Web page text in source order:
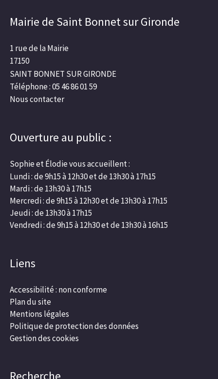
Mairie de Saint Bonnet sur Gironde
1 rue de la Mairie
17150
SAINT BONNET SUR GIRONDE
Téléphone : 05 46 86 01 59
Nous contacter
Ouverture au public :
Sophie et Élodie vous accueillent :
Lundi : de 9h15 à 12h30 et de 13h30 à 17h15
Mardi : de 13h30 à 17h15
Mercredi : de 9h15 à 12h30 et de 13h30 à 17h15
Jeudi : de 13h30 à 17h15
Vendredi : de 9h15 à 12h30 et de 13h30 à 16h15
Liens
Accessibilité : non conforme
Plan du site
Mentions légales
Politique de protection des données
Gestion des cookies